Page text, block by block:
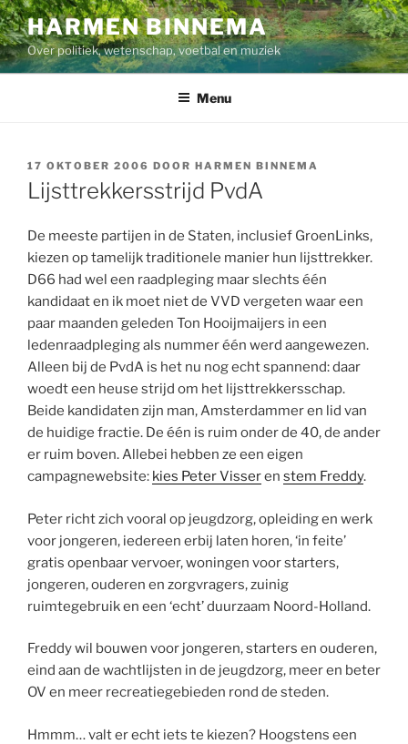
Ga
naar
de
inhoud
HARMEN BINNEMA
Over politiek, wetenschap, voetbal en muziek
Menu
GEPLAATST
OP
17 OKTOBER 2006 DOOR HARMEN BINNEMA
Lijsttrekkersstrijd PvdA
De meeste partijen in de Staten, inclusief GroenLinks,
kiezen op tamelijk traditionele manier hun lijsttrekker.
D66 had wel een raadpleging maar slechts één
kandidaat en ik moet niet de VVD vergeten waar een
paar maanden geleden Ton Hooijmaijers in een
ledenraadpleging als nummer één werd aangewezen.
Alleen bij de PvdA is het nu nog echt spannend: daar
woedt een heuse strijd om het lijsttrekkersschap.
Beide kandidaten zijn man, Amsterdammer en lid van
de huidige fractie. De één is ruim onder de 40, de ander
er ruim boven. Allebei hebben ze een eigen
campagnewebsite: kies Peter Visseren stem Freddy.
Peter richt zich vooral op jeugdzorg, opleiding en werk
voor jongeren, iedereen erbij laten horen, ‘in feite’
gratis openbaar vervoer, woningen voor starters,
jongeren, ouderen en zorgvragers, zuinig
ruimtegebruik en een ‘echt’ duurzaam Noord-Holland.
Freddy wil bouwen voor jongeren, starters en ouderen,
eind aan de wachtlijsten in de jeugdzorg, meer en beter
OV en meer recreatiegebieden rond de steden.
Hmmm… valt er echt iets te kiezen? Hoogstens een